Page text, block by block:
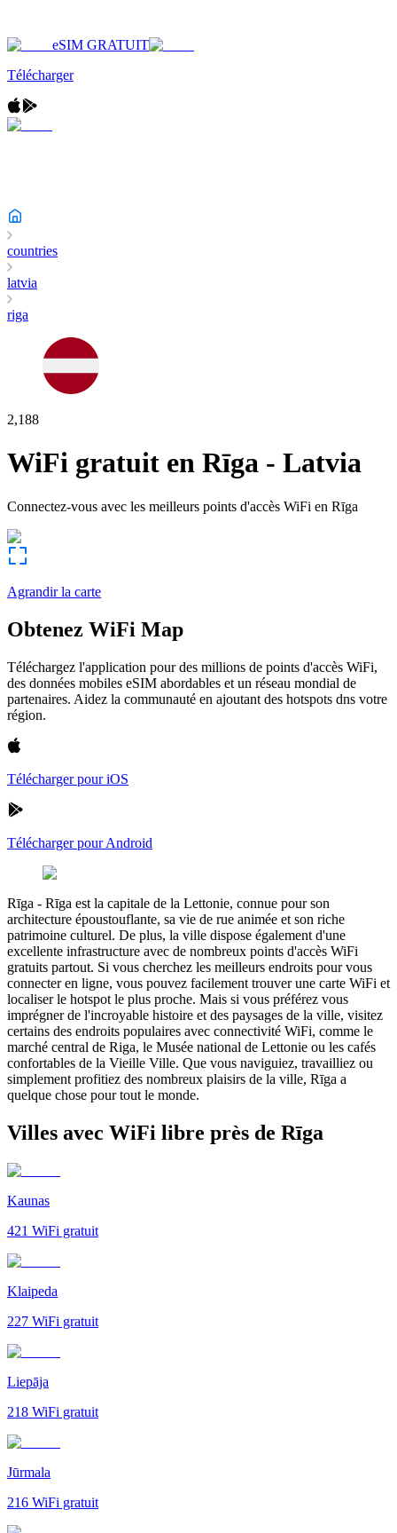
eSIM GRATUIT
Télécharger
countries
latvia
riga
2,188
WiFi gratuit en Rīga - Latvia
Connectez-vous avec les meilleurs points d'accès WiFi en Rīga
Agrandir la carte
Obtenez WiFi Map
Téléchargez l'application pour des millions de points d'accès WiFi,
des données mobiles eSIM abordables et un réseau mondial de
partenaires. Aidez la communauté en ajoutant des hotspots dns votre
région.
Télécharger pour iOS
Télécharger pour Android
Rīga - Rīga est la capitale de la Lettonie, connue pour son
architecture époustouflante, sa vie de rue animée et son riche
patrimoine culturel. De plus, la ville dispose également d'une
excellente infrastructure avec de nombreux points d'accès WiFi
gratuits partout. Si vous cherchez les meilleurs endroits pour vous
connecter en ligne, vous pouvez facilement trouver une carte WiFi et
localiser le hotspot le plus proche. Mais si vous préférez vous
imprégner de l'incroyable histoire et des paysages de la ville, visitez
certains des endroits populaires avec connectivité WiFi, comme le
marché central de Riga, le Musée national de Lettonie ou les cafés
confortables de la Vieille Ville. Que vous naviguiez, travailliez ou
simplement profitiez des nombreux plaisirs de la ville, Rīga a
quelque chose pour tout le monde.
Villes avec WiFi libre près de Rīga
Kaunas
421 WiFi gratuit
Klaipeda
227 WiFi gratuit
Liepāja
218 WiFi gratuit
Jūrmala
216 WiFi gratuit